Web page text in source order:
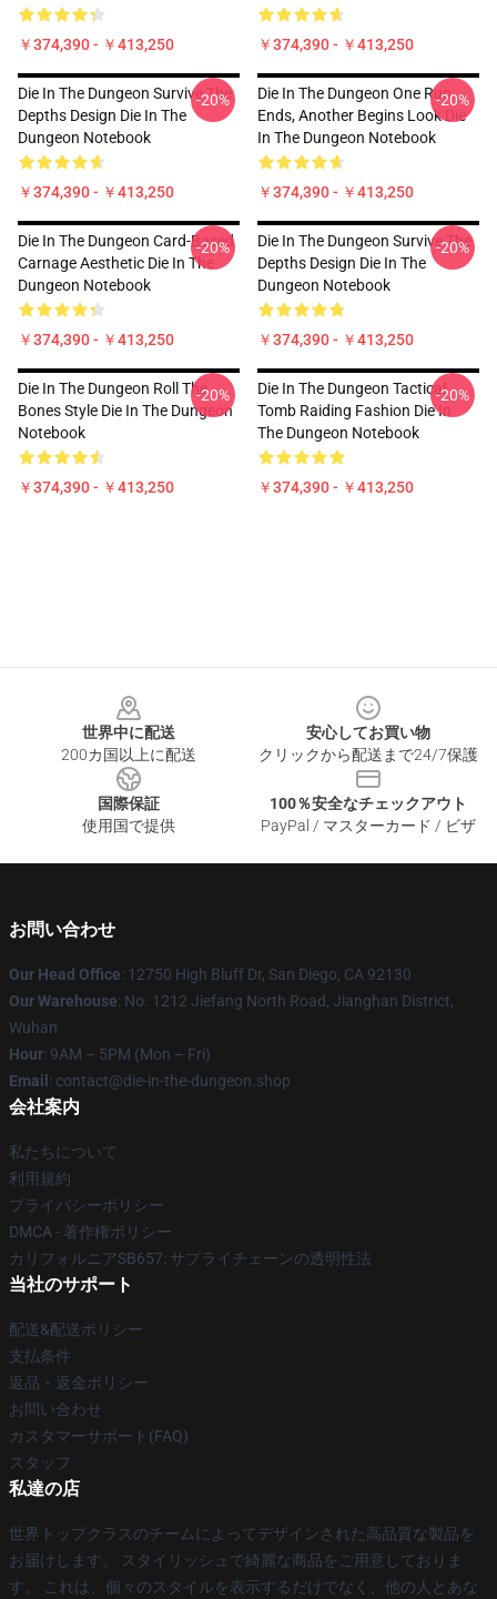
￥374,390 - ￥413,250 ￥374,390 - ￥413,250
Die In The Dungeon Survive The
Depths Design Die In The
Dungeon Notebook
￥374,390 - ￥413,250
-20%
Die In The Dungeon One Run
Ends, Another Begins Look Die
In The Dungeon Notebook
￥374,390 - ￥413,250
-20%
Die In The Dungeon Card-Based
Carnage Aesthetic Die In The
Dungeon Notebook
￥374,390 - ￥413,250
-20%
Die In The Dungeon Survive The
Depths Design Die In The
Dungeon Notebook
￥374,390 - ￥413,250
-20%
Die In The Dungeon Roll The
Bones Style Die In The Dungeon
Notebook
￥374,390 - ￥413,250
-20%
Die In The Dungeon Tactical
Tomb Raiding Fashion Die In
The Dungeon Notebook
￥374,390 - ￥413,250
-20%
世界中に配送
200カ国以上に配送
安心してお買い物
クリックから配送まで24/7保護
国際保証
使用国で提供
100％安全なチェックアウト
PayPal / マスターカード / ビザ
お問い合わせ
Our Head Office: 12750 High Bluff Dr, San Diego, CA 92130
Our Warehouse: No. 1212 Jiefang North Road, Jianghan District,
Wuhan
Hour: 9AM – 5PM (Mon – Fri)
Email : contact@die-in-the-dungeon.shop
会社案内
私たちについて
利用規約
プライバシーポリシー
DMCA - 著作権ポリシー
カリフォルニアSB657: サプライチェーンの透明性法
当社のサポート
配送&配送ポリシー
支払条件
返品・返金ポリシー
お問い合わせ
カスタマーサポート(FAQ)
スタッフ
私達の店
世界トップクラスのチームによってデザインされた高品質な製品を
お届けします。 スタイリッシュで綺麗な商品をご用意しておりま
す。 これは、個々のスタイルを表示するだけでなく、他の人とあな